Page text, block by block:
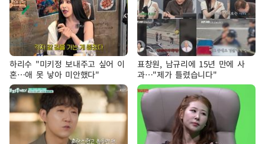
하리수 "미키정 보내주고 싶어 이
혼…애 못 낳아 미안했다"
표창원, 남규리에 15년 만에 사
과…"제가 틀렸습니다"